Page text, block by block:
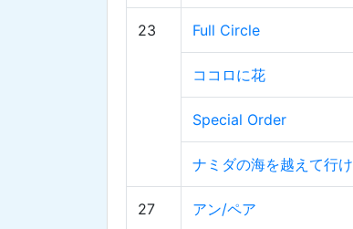
23 Full Circle
ココロに花
Special Order
ナミダの海を越えて行け
27 アン/ペア